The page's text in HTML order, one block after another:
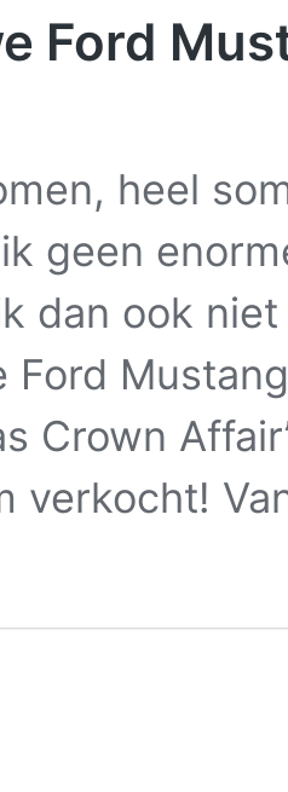
Ford
heel
geen
dan ook niet
Ford
Crown
verkocht!